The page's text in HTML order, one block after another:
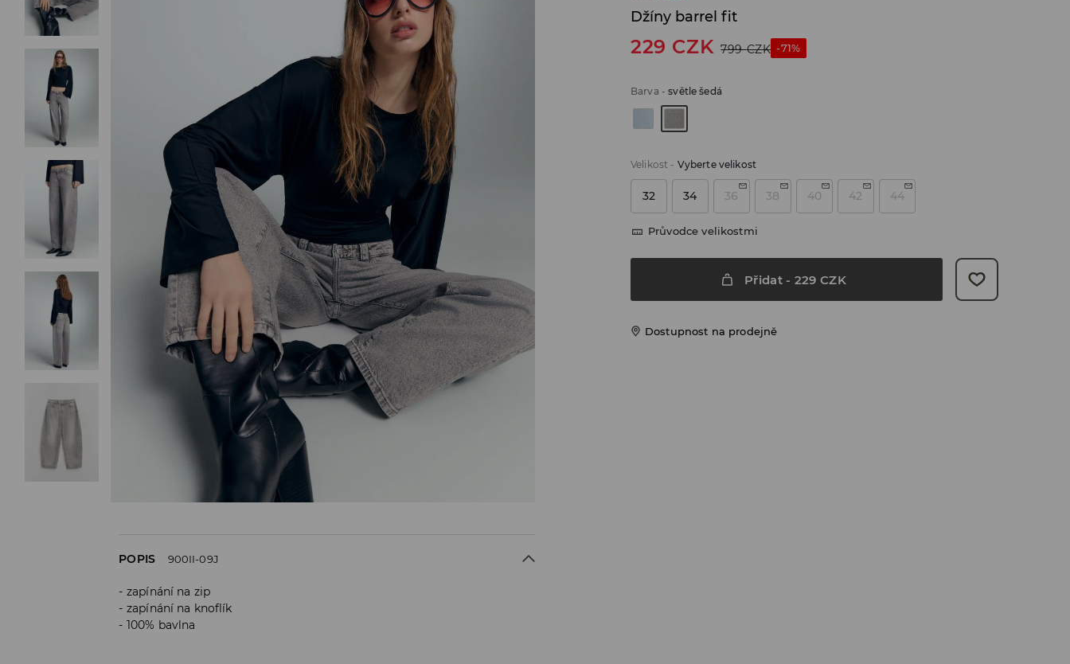
Džíny barrel fit
229 CZK 799 CZK -71%
Barva -světle šedá
Velikost - Vyberte velikost
32 34 36 38 40 42 44
Průvodce velikostmi
Přidat- 229 CZK
Dostupnost na prodejně
POPIS 900II-09J
zapínání na zip
zapínání na knoflík
100% bavlna